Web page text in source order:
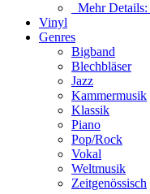
Mehr Details:
Vinyl
Genres
Bigband
Blechbläser
Jazz
Kammermusik
Klassik
Piano
Pop/Rock
Vokal
Weltmusik
Zeitgenössisch